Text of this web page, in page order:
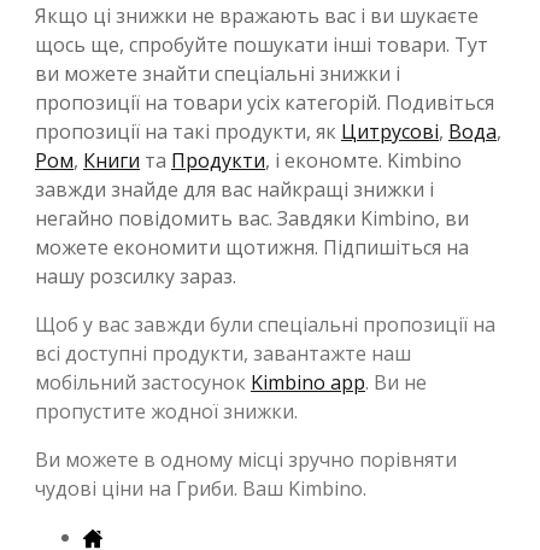
Якщо ці знижки не вражають вас і ви шукаєте
щось ще, спробуйте пошукати інші товари. Тут
ви можете знайти спеціальні знижки і
пропозиції на товари усіх категорій. Подивіться
пропозиції на такі продукти, як Цитрусові, Вода,
Ром, Книги та Продукти, і економте. Kimbino
завжди знайде для вас найкращі знижки і
негайно повідомить вас. Завдяки Kimbino, ви
можете економити щотижня. Підпишіться на
нашу розсилку зараз.
Щоб у вас завжди були спеціальні пропозиції на
всі доступні продукти, завантажте наш
мобільний застосунок Kimbino app. Ви не
пропустите жодної знижки.
Ви можете в одному місці зручно порівняти
чудові ціни на Гриби. Ваш Kimbino.